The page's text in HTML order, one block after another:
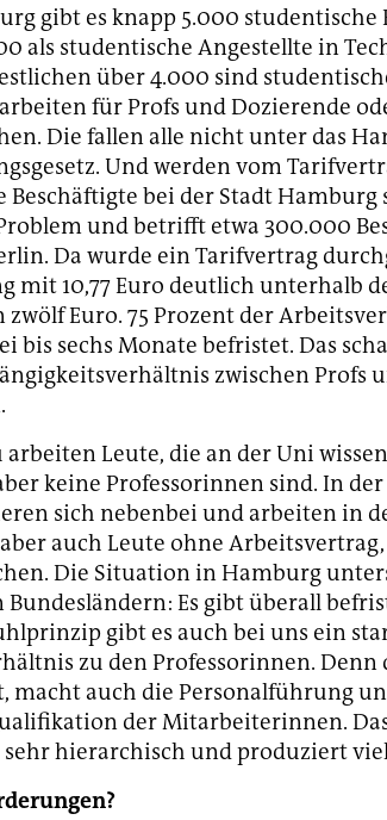
gibt es knapp 5.000 studentische
als studentische Angestellte in
über 4.000 sind
für Profs und Dozierende
Die fallen alle nicht unter das
Und werden vom
Beschäftigte bei der Stadt Hamburg
und betrifft etwa 300.000
Da wurde ein Tarifvertrag
mit 10,77 Euro deutlich unterhalb
Euro. 75 Prozent der
bis sechs Monate befristet. Das
zwischen Profs
Leute, die an der Uni
keine Professorinnen sind. In der
sich nebenbei und arbeiten in
auch Leute ohne
Die Situation in Hamburg
Es gibt überall
gibt es auch bei uns ein
zu den Professorinnen. Denn
macht auch die Personalführung
der Mitarbeiterinnen.
hierarchisch und produziert